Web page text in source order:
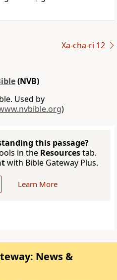
Xa-cha-ri 12
(NVB)
Used by
)
this passage?
in the Resourcestab.
with Bible Gateway Plus.
Learn More
News &